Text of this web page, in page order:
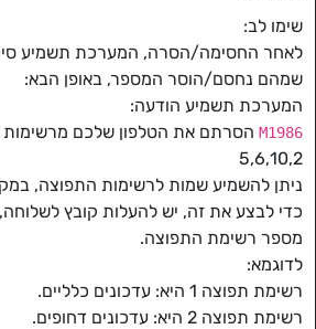
שימו לב:
לאחר החסימה/הסרה, המערכת תשמיע
שמהם נחסם/הוסר המספר, באופן הבא:
המערכת תשמיע הודעה:
M1986הסרתם את הטלפון שלכם
5,6,10,2
ניתן להשמיע שמות לרשימות התפוצה,
כדי לבצע את זה, יש להעלות קובץ
מספר רשימת התפוצה.
לדוגמא:
רשימת תפוצה 1 היא: עדכונים כלליים.
רשימת תפוצה 2 היא: עדכונים דחופים.